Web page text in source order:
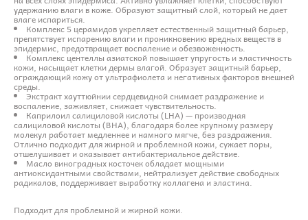
удержанию влаги в коже. Образуют защитный слой, который не дает
влаге испариться.
Комплекс 5 церамидов укрепляет естественный защитный барьер,
препятствует испарению влаги и проникновению вредных веществ в
эпидермис, предотвращает воспаление и обезвоженность.
Комплекс центеллы азиатской повышает упругость и эластичность
кожи, насыщает клетки дермы влагой. Образует защитный барьер,
ограждающий кожу от ультрафиолета и негативных факторов внешней
среды.
Экстракт хауттюйнии сердцевидной снимает раздражение и
воспаление, заживляет, снижает чувствительность.
Каприлоил салициловой кислоты (LHA) — производная
салициловой кислоты (BHA), благодаря более крупному размеру
молекул работает медленнее и намного мягче, без раздражения.
Отлично подходит для жирной и проблемной кожи, сужает поры,
отшелушивает и оказывает антибактериальное действие.
Масло виноградных косточек обладает мощными
антиоксидантными свойствами, нейтрализует действие свободных
радикалов, поддерживает выработку коллагена и эластина.
Подходит для проблемной и жирной кожи.